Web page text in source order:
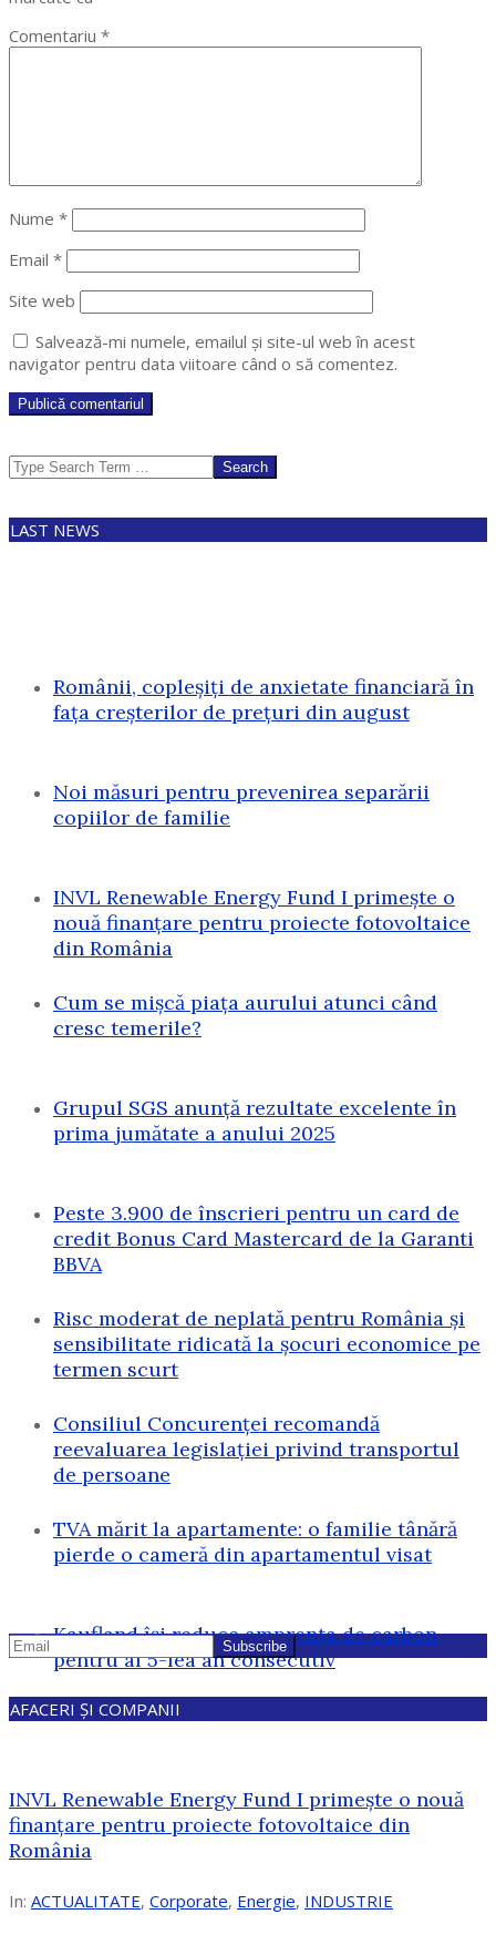
Comentariu *
Nume *
Email *
Site web
Salvează-mi numele, emailul și site-ul web în acest
navigator pentru data viitoare când o să comentez.
Search
LAST NEWS
Românii, copleșiți de anxietate financiară în
fața creșterilor de prețuri din august
Noi măsuri pentru prevenirea separării
copiilor de familie
INVL Renewable Energy Fund I primește o
nouă finanțare pentru proiecte fotovoltaice
din România
Cum se mișcă piața aurului atunci când
cresc temerile?
Grupul SGS anunță rezultate excelente în
prima jumătate a anului 2025
Peste 3.900 de înscrieri pentru un card de
credit Bonus Card Mastercard de la Garanti
BBVA
Risc moderat de neplată pentru România și
sensibilitate ridicată la șocuri economice pe
termen scurt
Consiliul Concurenței recomandă
reevaluarea legislației privind transportul
de persoane
TVA mărit la apartamente: o familie tânără
pierde o cameră din apartamentul visat
Kaufland își reduce amprenta de carbon
pentru al 5-lea an consecutiv
AFACERI ȘI COMPANII
INVL Renewable Energy Fund I primește o nouă
finanțare pentru proiecte fotovoltaice din
România
In: ACTUALITATE, Corporate, Energie, INDUSTRIE